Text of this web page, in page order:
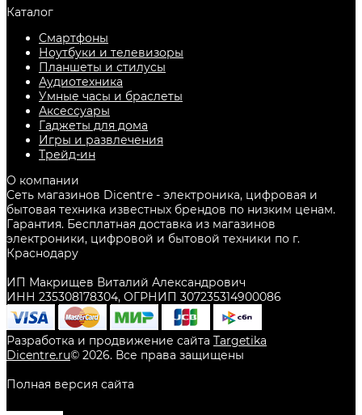
Каталог
Смартфоны
Ноутбуки и телевизоры
Планшеты и стилусы
Аудиотехника
Умные часы и браслеты
Аксессуары
Гаджеты для дома
Игры и развлечения
Трейд-ин
О компании
Сеть магазинов Dicentre - электроника, цифровая и
бытовая техника известных брендов по низким ценам.
Гарантия. Бесплатная доставка из магазинов
электроники, цифровой и бытовой техники по г.
Краснодару
ИП Макрищев Виталий Александрович
ИНН 235308178304, ОГРНИП 307235314900086
Разработка и продвижение сайта Targetika
Dicentre.ru© 2026. Все права защищены
Полная версия сайта